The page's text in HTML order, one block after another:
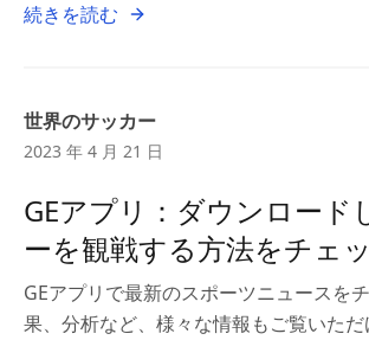
続きを読む
世界のサッカー
2023 年 4 月 21 日
GEアプリ：ダウンロード
ーを観戦する方法をチェ
GEアプリで最新のスポーツニュースを
果、分析など、様々な情報もご覧いた